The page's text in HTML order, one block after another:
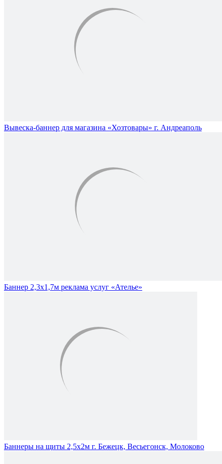
Вывеска-баннер для магазина «Хозтовары» г. Андреаполь
Баннер 2,3х1,7м реклама услуг «Ателье»
Баннеры на щиты 2,5х2м г. Бежецк, Весьегонск, Молоково